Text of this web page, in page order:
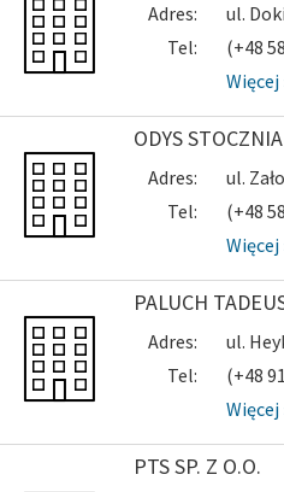
Adres:
ul.
Tel:
(+48
Więcej
ODYS
Adres:
ul.
Tel:
(+48
Więcej
PALUCH
Adres:
ul.
Tel:
(+48
Więcej
PTS SP. Z O.O.